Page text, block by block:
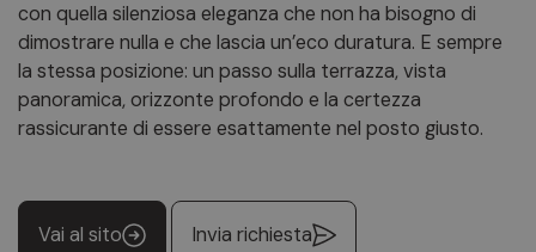
con quella silenziosa eleganza che non ha bisogno di
dimostrare nulla e che lascia un’eco duratura. E sempre
la stessa posizione: un passo sulla terrazza, vista
panoramica, orizzonte profondo e la certezza
rassicurante di essere esattamente nel posto giusto.
Vai al sito Invia richiesta